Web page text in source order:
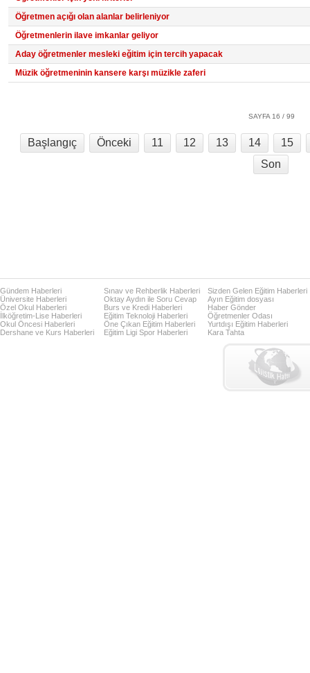
Öğretmen açığı olan alanlar belirleniyor
Öğretmenlerin ilave imkanlar geliyor
Aday öğretmenler mesleki eğitim için tercih yapacak
Müzik öğretmeninin kansere karşı müzikle zaferi
SAYFA 16 / 99
Başlangıç Önceki 11 12 13 14
15
Son
Gündem Haberleri
Üniversite Haberleri
Özel Okul Haberleri
İlköğretim-Lise Haberleri
Okul Öncesi Haberleri
Dershane ve Kurs Haberleri
Sınav ve Rehberlik Haberleri
Oktay Aydın ile Soru Cevap
Burs ve Kredi Haberleri
Eğitim Teknoloji Haberleri
Öne Çıkan Eğitim Haberleri
Eğitim Ligi Spor Haberleri
Sizden Gelen Eğitim Haberleri
Ayın Eğitim dosyası
Haber Gönder
Öğretmenler Odası
Yurtdışı Eğitim Haberleri
Kara Tahta